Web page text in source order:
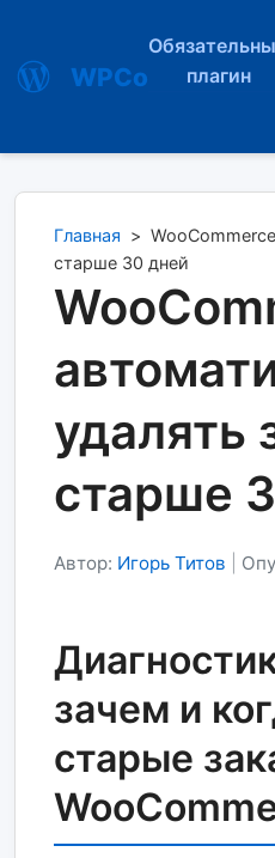
WPCo
плагин
Главная >
старше 30 дней
удалять
старше
Автор: Игорь Титов
зачем и
старые